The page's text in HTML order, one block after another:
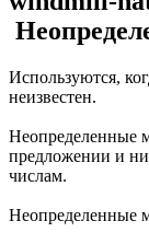
Используются,
неизвестен.
Неопределенные
предложении и
числам.
Неопределенные